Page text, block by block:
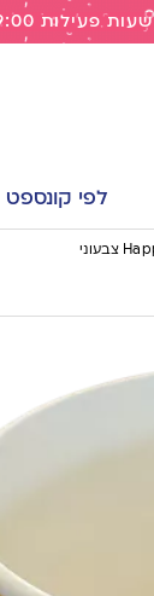
שעות פעילות 9:30-19:00 בחנות | משלוח חינם מעל 299 ש"ח
לפי קונספט